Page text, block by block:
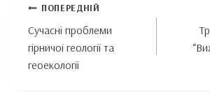
Навігація
записів
ПОПЕРЕДНІЙ
Сучасні проблеми
гірничої геології та
геоекології